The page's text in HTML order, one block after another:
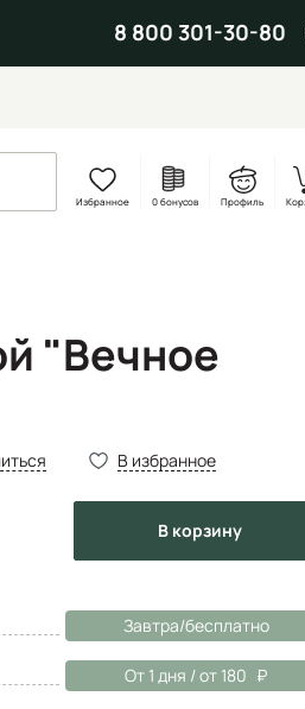
8 800 301-30-80
Избранное 0 бонусов Профиль
"Вечное
В избранное
в корзину
Завтра/бесплатно
От 1 дня / от 180